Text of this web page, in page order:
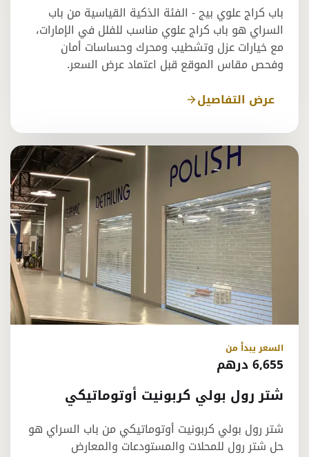
باب كراج علوي بيج - الفئة الذكية القياسية من باب
السراي هو باب كراج علوي مناسب للفلل في الإمارات،
مع خيارات عزل وتشطيب ومحرك وحساسات أمان
وفحص مقاس الموقع قبل اعتماد عرض السعر.
عرض التفاصيل
السعر يبدأ من
6,655 درهم
شتر رول بولي كربونيت أوتوماتيكي
شتر رول بولي كربونيت أوتوماتيكي من باب السراي هو
حل شتر رول للمحلات والمستودعات والمعارض